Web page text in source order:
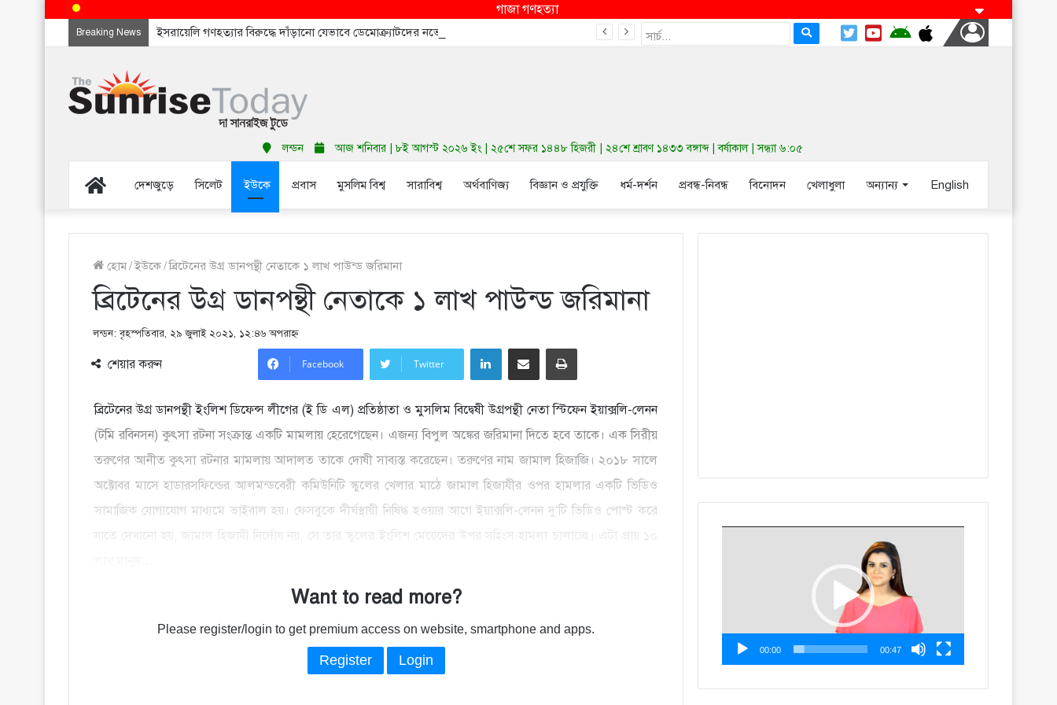
গাজা গণহত্যা
Breaking News ইসরায়েলি গণহত্যার বিরুদ্ধে দাঁড়ানো যেভাবে ডেমোক্র্যাটদের নভেম্বরে কংগ্রেস জিতাতে পারে
লন্ডন আজ শনিবার | ৮ই আগস্ট ২০২৬ ইং | ২৫শে সফর ১৪৪৮ হিজরী | ২৪শে শ্রাবণ ১৪৩৩ বঙ্গাব্দ | বর্ষাকাল | সন্ধ্যা ৬:০৫
Homeদেশজুড়ে সিলেট ইউকে প্রবাস মুসলিম বিশ্ব সারাবিশ্ব অর্থবাণিজ্য বিজ্ঞান ও প্রযুক্তি ধর্ম-দর্শন প্রবন্ধ-নিবন্ধ বিনোদন খেলাধুলা অন্যান্য English
হোম/ইউকে/ব্রিটেনের উগ্র ডানপন্থী নেতাকে ১ লাখ পাউন্ড জরিমানা
ব্রিটেনের উগ্র ডানপন্থী নেতাকে ১ লাখ পাউন্ড জরিমানা
লন্ডন: বৃহস্পতিবার, ২৯ জুলাই ২০২১, ১২:৪৬ অপরাহ্ণ
শেয়ার করুন Facebook Twitter
LinkedInShare via Email Print
ব্রিটেনের উগ্র ডানপন্থী ইংলিশ ডিফেন্স লীগের (ই ডি এল) প্রতিষ্ঠাতা ও মুসলিম বিদ্বেষী উগ্রপন্থী নেতা স্টিফেন ইয়াক্সলি-লেনন
(টমি রবিনসন) কুৎসা রটনা সংক্রান্ত একটি মামলায় হেরেগেছেন। এজন্য বিপুল অঙ্কের জরিমানা দিতে হবে তাকে। এক সিরীয়
তরুণের আনীত কুৎসা রটনার মামলায় আদালত তাকে দোষী সাব্যস্ত করেছেন। তরুণের নাম জামাল হিজাজি। ২০১৮ সালে
অক্টোবর মাসে হাডারসফিল্ডের আলমন্ডবেরী কমিউনিটি স্কুলের খেলার মাঠে জামাল হিজাযীর ওপর হামলার একটি ভিডিও
সামাজিক যোগাযোগ মাধ্যমে ভাইরাল হয়। ফেসবুকে দীর্ঘস্থায়ী নিষিদ্ধ হওয়ার আগে ইয়াক্সলি-লেনন দু‘টি ভিডিও পোস্ট করে
যাতে দেখানো হয়, জামাল হিজাযী নির্দোষ নয়, সে তার স্কুলের ইংলিশ মেয়েদের উপর সহিংস হামলা চালাচ্ছে। এটা প্রায় ১০
Want to read more?
Please register/login to get premium access on website, smartphone and apps.
Register Login
00:00 00:47